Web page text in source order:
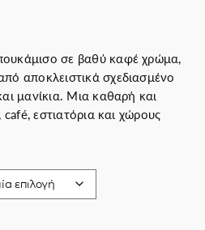
σε βαθύ καφέ χρώμα,
αποκλειστικά σχεδιασμένο
μανίκια. Μια καθαρή και
café, εστιατόρια και χώρους